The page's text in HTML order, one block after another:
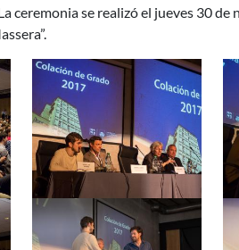
ceremonia se realizó el jueves 30